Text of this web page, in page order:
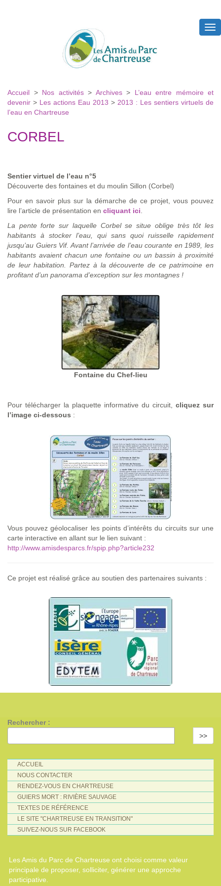
Accueil > Nos activités> Archives > L’eau entre mémoire et
devenir > Les actions Eau 2013 > 2013 : Les sentiers virtuels de
l’eau en Chartreuse
CORBEL
Sentier virtuel de l’eau n°5
Découverte des fontaines et du moulin Sillon (Corbel)
Pour en savoir plus sur la démarche de ce projet, vous pouvez
lire l’article de présentation en cliquant ici.
La pente forte sur laquelle Corbel se situe oblige très tôt les
habitants à stocker l’eau, qui sans quoi ruisselle rapidement
jusqu’au Guiers Vif. Avant l’arrivée de l’eau courante en 1989, les
habitants avaient chacun une fontaine ou un bassin à proximité
de leur habitation. Partez à la découverte de ce patrimoine en
profitant d’un panorama d’exception sur les montagnes !
Fontaine du Chef-lieu
Pour télécharger la plaquette informative du circuit, cliquez sur
l’image ci-dessous :
Vous pouvez géolocaliser les points d’intérêts du circuits sur une
carte interactive en allant sur le lien suivant :
http://www.amisdesparcs.fr/spip.php?article232
Ce projet est réalisé grâce au soutien des partenaires suivants :
Rechercher :
>>
ACCUEIL
NOUS CONTACTER
RENDEZ-VOUS EN CHARTREUSE
GUIERS MORT : RIVIÈRE SAUVAGE
TEXTES DE RÉFÉRENCE
LE SITE "CHARTREUSE EN TRANSITION"
SUIVEZ-NOUS SUR FACEBOOK
Les Amis du Parc de Chartreuse ont choisi comme valeur
principale de proposer, solliciter, générer une approche
participative.